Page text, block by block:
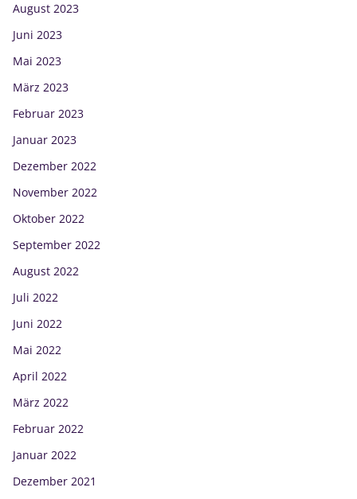
August 2023
Juni 2023
Mai 2023
März 2023
Februar 2023
Januar 2023
Dezember 2022
November 2022
Oktober 2022
September 2022
August 2022
Juli 2022
Juni 2022
Mai 2022
April 2022
März 2022
Februar 2022
Januar 2022
Dezember 2021